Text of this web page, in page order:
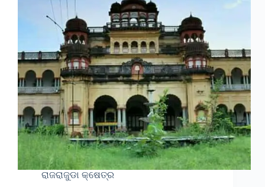
ରାଜରାଜୁଡା କ୍ଷେତ୍ର